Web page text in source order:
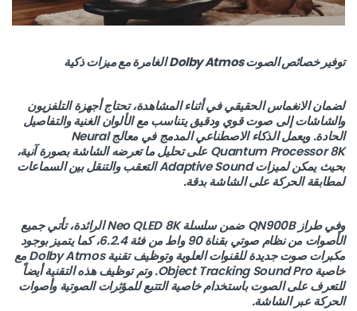
توفير خصائص الصوتDolby Atmosالغامرة مع ميزات ذكية
لضمان الانغماس الحقيقي في أثناء المشاهدة، تحتاج أجهزة التلفزيون
والشاشات إلى صوت قوي ودقيق يتناسب مع الألوان الغنية والتفاصيل
الحادة. ويعمل الذكاء الاصطناعي المدمج في معالج Neural
Quantum Processor 8K على تحليل ما تعرضه الشاشة بصورة آنية،
بحيث يمكن لميزات Adaptive Sound التعقب والتنقل بين السماعات
لمطابقة الحركة على الشاشة بدقة.
وفي طراز QN900B ضمن سلسلة Neo QLED 8K الرائدة، تأتي جميع
الأصوات من نظام صوتي بقناة 90 واط من فئة 6.2.4، كما يتميز بوجود
مكبرات صوت جديدة للقنوات العلوية وتوظيف تقنية Dolby Atmos مع
خاصية Object Tracking Sound Pro. وتم توظيف هذه التقنية أيضاً
للتعرف على الصوت باستخدام خاصية التتبع للمؤثرات الصوتية وأصوات
الحركة عبر الشاشة.